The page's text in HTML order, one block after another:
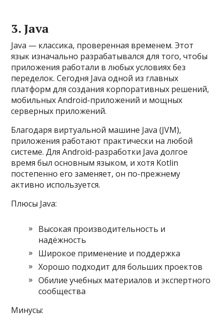
3. Java
Java — классика, проверенная временем. Этот
язык изначально разрабатывался для того, чтобы
приложения работали в любых условиях без
переделок. Сегодня Java одной из главных
платформ для создания корпоративных решений,
мобильных Android-приложений и мощных
серверных приложений.
Благодаря виртуальной машине Java (JVM),
приложения работают практически на любой
системе. Для Android-разработки Java долгое
время был основным языком, и хотя Kotlin
постепенно его заменяет, он по-прежнему
активно используется.
Плюсы Java:
Высокая производительность и
надёжность
Широкое применение и поддержка
Хорошо подходит для больших проектов
Обилие учебных материалов и экспертного
сообщества
Минусы: